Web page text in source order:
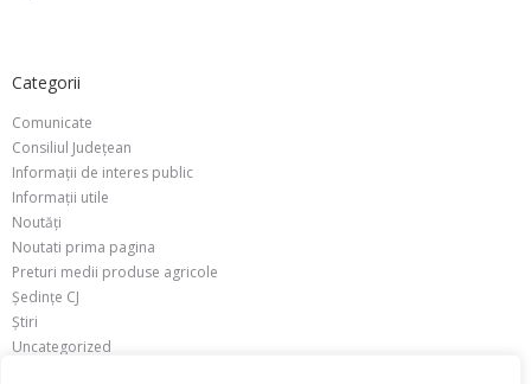
Categorii
Comunicate
Consiliul Județean
Informații de interes public
Informații utile
Noutăți
Noutati prima pagina
Preturi medii produse agricole
Ședințe CJ
Știri
Uncategorized